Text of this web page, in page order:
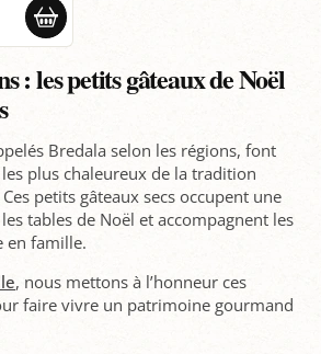
: les petits gâteaux de Noël
Bredala selon les régions, font
plus chaleureux de la tradition
petits gâteaux secs occupent une
tables de Noël et accompagnent les
en famille.
, nous mettons à l’honneur ces
faire vivre un patrimoine gourmand